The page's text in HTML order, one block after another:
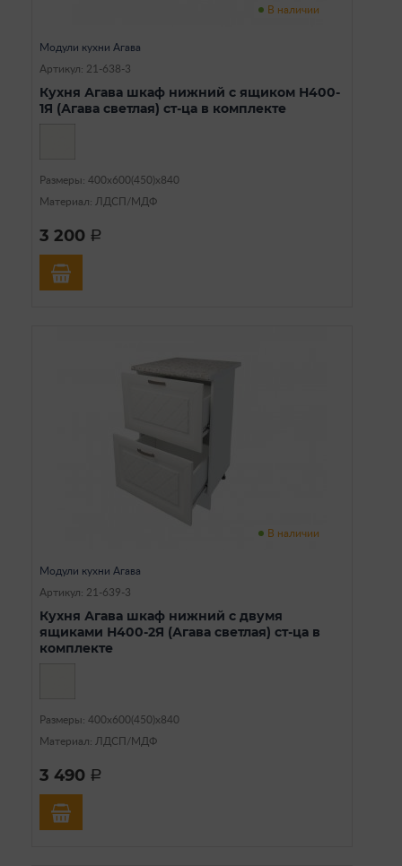
В наличии
Модули кухни Агава
Артикул: 21-638-3
Кухня Агава шкаф нижний с ящиком Н400-
1Я (Агава светлая) ст-ца в комплекте
Размеры: 400х600(450)х840
Материал: ЛДСП/МДФ
3 200 a
В наличии
Модули кухни Агава
Артикул: 21-639-3
Кухня Агава шкаф нижний с двумя
ящиками Н400-2Я (Агава светлая) ст-ца в
комплекте
Размеры: 400х600(450)х840
Материал: ЛДСП/МДФ
3 490 a